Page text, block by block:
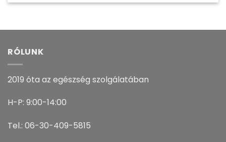
RÓLUNK
2019 óta az egészség szolgálatában
H-P: 9:00-14:00
Tel.: 06-30-409-5815